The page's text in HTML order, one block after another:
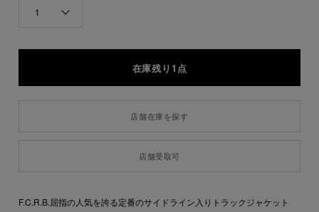
1
在庫残り1点
店舗在庫を探す
店舗受取可
F.C.R.B.屈指の人気を誇る定番のサイドライン入りトラックジャケット